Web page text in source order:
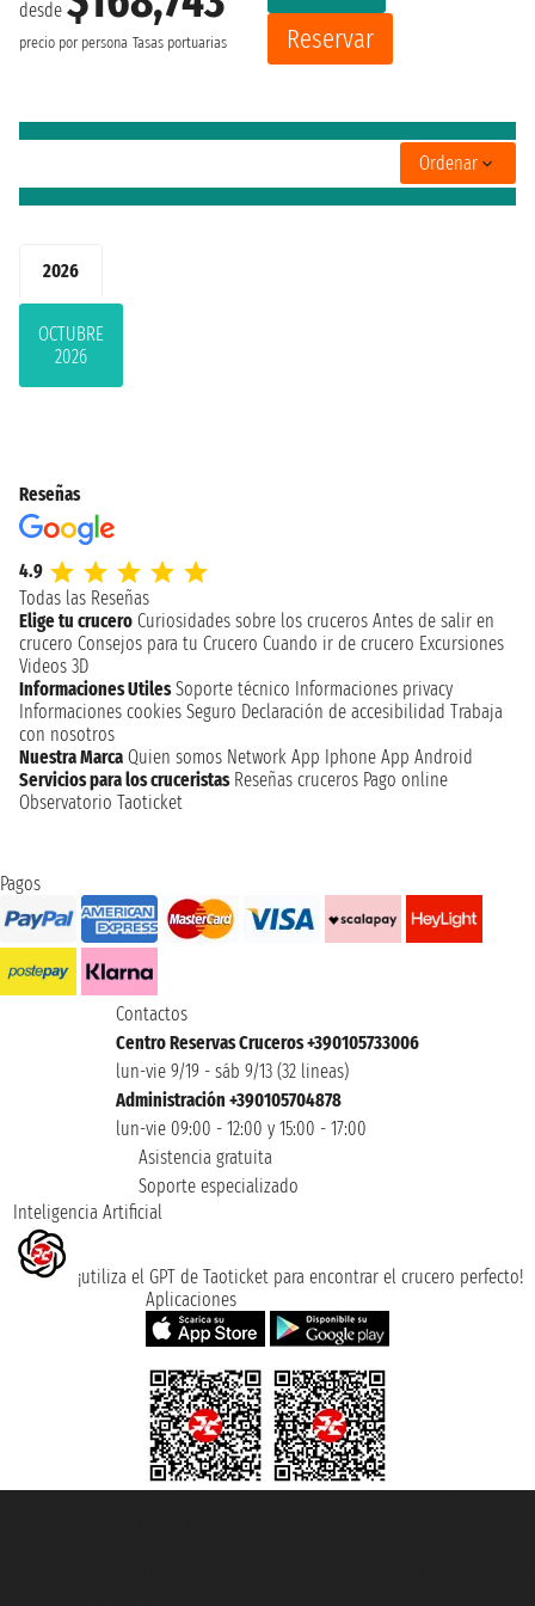
2026
OCTUBRE
2026
desde
precio por persona Tasas portuarias
Reservar
Ordenar
Reseñas
4.9
Todas las Reseñas
Elige tu crucero Curiosidades sobre los cruceros Antes de salir en
crucero Consejos para tu Crucero Cuando ir de crucero Excursiones
Videos 3D
Informaciones Utiles Soporte técnico Informaciones privacy
Informaciones cookies Seguro Declaración de accesibilidad Trabaja
con nosotros
Nuestra Marca Quien somos Network App Iphone App Android
Servicios para los cruceristas Reseñas cruceros Pago online
Observatorio Taoticket
Pagos
Contactos
Centro Reservas Cruceros +390105733006
lun-vie 9/19 - sáb 9/13 (32 lineas)
Administración +390105704878
lun-vie 09:00 - 12:00 y 15:00 - 17:00
Asistencia gratuita
Soporte especializado
Inteligencia Artificial
¡utiliza el GPT de Taoticket para encontrar el crucero perfecto!
Aplicaciones